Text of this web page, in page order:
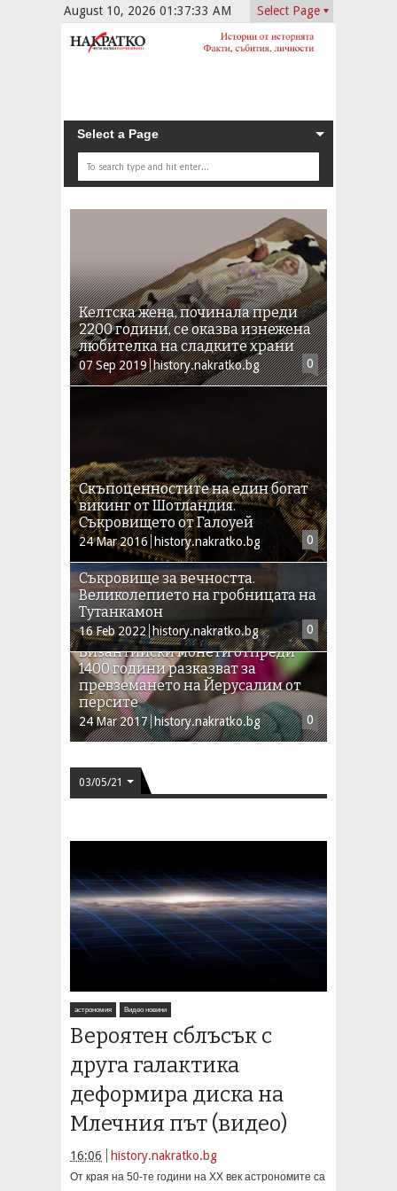
August 10, 2026 01:37:34 AM Select Page
Select a Page
Келтска жена, починала преди
2200 години, се оказва изнежена
любителка на сладките храни
07Sep2019 history.nakratko.bg 0
Скъпоценностите на един богат
викинг от Шотландия.
Съкровището от Галоуей
24Mar2016 history.nakratko.bg 0
Съкровище за вечността.
Великолепието на гробницата на
Тутанкамон
16Feb2022 history.nakratko.bg 0
Византийски монети отпреди
1400 години разказват за
превземането на Йерусалим от
персите
24Mar2017 history.nakratko.bg 0
03/05/21
астрономия Видео новини
Вероятен сблъсък с
друга галактика
деформира диска на
Млечния път (видео)
16:06 history.nakratko.bg
От края на 50-те години на ХХ век астрономите са